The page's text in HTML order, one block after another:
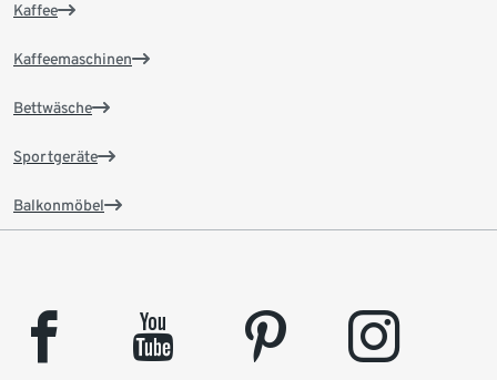
Kaffee
Kaffeemaschinen
Bettwäsche
Sportgeräte
Balkonmöbel
facebook youtube pinterest instagram